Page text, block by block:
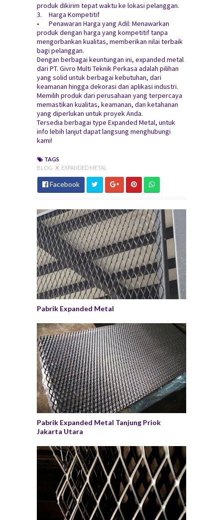
produk dikirim tepat waktu ke lokasi pelanggan.
3.
Harga Kompetitif
•
Penawaran Harga yang Adil: Menawarkan
produk dengan harga yang kompetitif tanpa
mengorbankan kualitas, memberikan nilai terbaik
bagi pelanggan.
Dengan berbagai keuntungan ini, expanded metal
dari PT. Givro Multi Teknik Perkasa adalah pilihan
yang solid untuk berbagai kebutuhan, dari
keamanan hingga dekorasi dan aplikasi industri.
Memilih produk dari perusahaan yang terpercaya
memastikan kualitas, keamanan, dan ketahanan
yang diperlukan untuk proyek Anda.
Tersedia berbagai type Expanded Metal, untuk
info lebih lanjut dapat langsung menghubungi
kami!
TAGS
BLOG X EXPANDED METAL
Facebook
Pabrik Expanded Metal
Pabrik Expanded Metal Tanjung Priok
Jakarta Utara